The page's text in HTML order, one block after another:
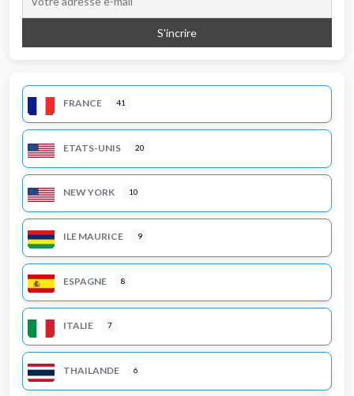
FRANCE 41
ETATS-UNIS 20
NEW YORK 10
ILE MAURICE 9
ESPAGNE 8
ITALIE 7
THAILANDE 6